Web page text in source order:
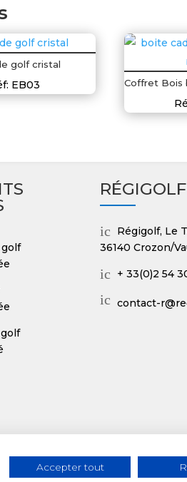
golf cristal
EB03 Coffret Bois
RÉGIGOLF
ic
on
m
ic
Régigolf, Le
36140 Crozon/
ic
_p
+ 33(0)2 54
ic contact-
Accepter tout